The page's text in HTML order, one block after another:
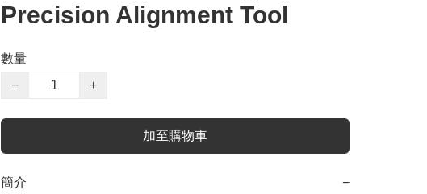
Precision Alignment Tool
數量
−
+
加至購物車
簡介 −